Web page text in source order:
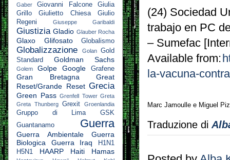
(24) Sociedad
trabajo en PC
– Sumefac
Available from:
la-vacuna-
Marc Jamoulle e Miguel
Traduzione di
Gaber
Giovanni Falcone
Giulia
Grillo
Giulietto Chiesa
Giulio
Regeni
Giuseppe Garibaldi
Giustizia Gladio Glauber Rocha
Glaxo Glifosato Globalismo
Globalizzazione Golan Gold
Standard
Goldman Sachs
Golem Golpe Google Grafene
Gran Bretagna
Great
Reset/Grande Reset Grecia
Green Pass Grenfell Tower Greta
Greta Thunberg Grexit Groenlandia
Gruppo di Lima
GSK
Guantanamo
Guerra
Guerra Ambientale
Guerra
Biologica
Guerra Iraq
H1N1
H5N1
HAARP Haiti Hamas